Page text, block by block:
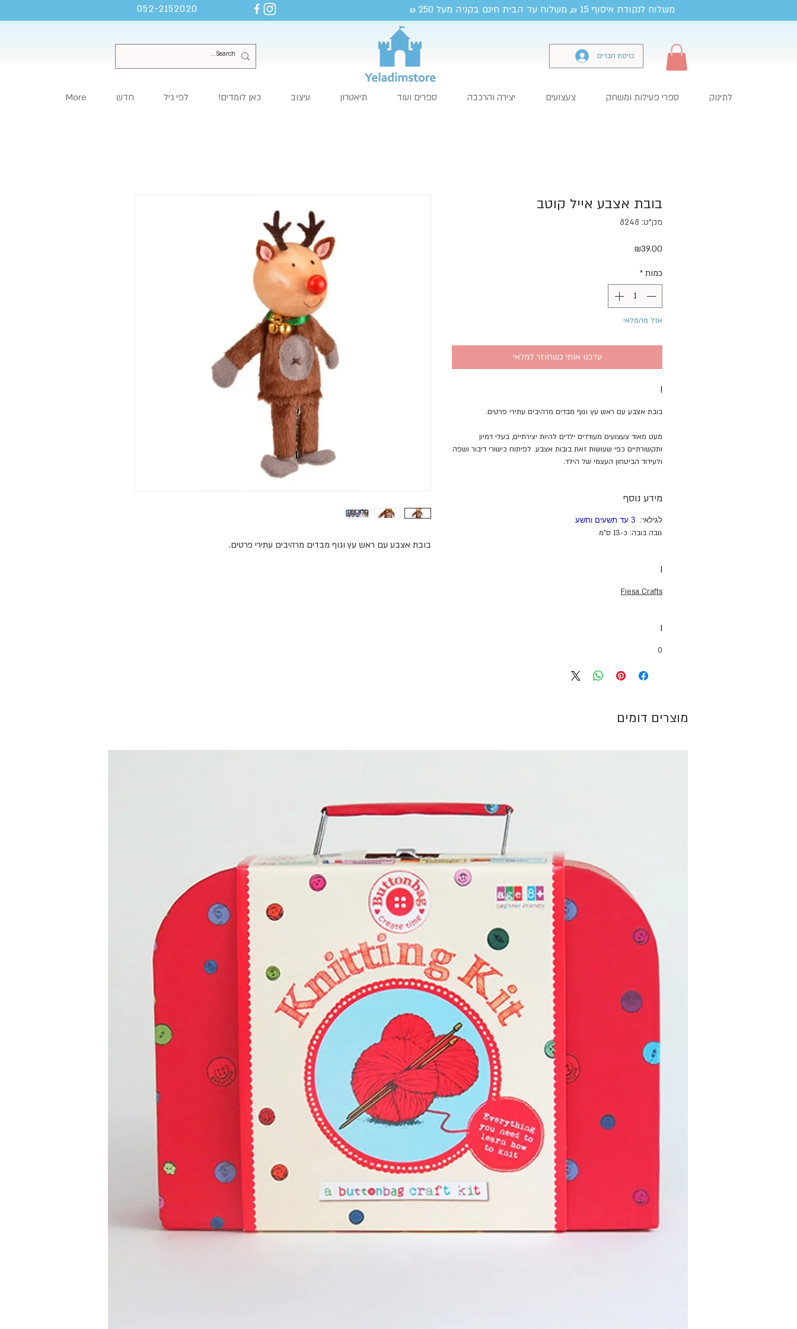
052-2152020 משלוח לנקודת איסוף 15 ₪, משלוח עד הבית חינם בקניה מעל 250 ₪
כניסת חברים
לתינוק ספרי פעילות ומשחק צעצועים יצירה והרכבה ספרים ועוד תיאטרון עיצוב כאן לומדים! לפי גיל חדש More
בובת אצבע עם ראש עץ וגוף מבדים מרהיבים עתירי פרטים.
בובת אצבע אייל קוטב
מק"ט: 8248
₪39.00
כמות *
אזל מהמלאי
עדכנו אותי כשחוזר למלאי
I
בובת אצבע עם ראש עץ וגוף מבדים מרהיבים עתירי פרטים.
מעט מאוד צעצועים מעודדים ילדים להיות יצירתיים, בעלי דמיון
ותקשורתיים כפי שעושות זאת בובות אצבע. לפיתוח כישורי דיבור ושפה
ולעידוד הביטחון העצמי של הילד.
מידע נוסף
לגילאי: 3 עד תשעים ותשע
גובה בובה: כ-13 ס"מ
I
Fiesa Crafts
I
0
מוצרים דומים